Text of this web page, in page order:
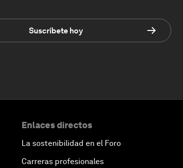
Suscríbete hoy
Enlaces directos
La sostenibilidad en el Foro
Carreras profesionales